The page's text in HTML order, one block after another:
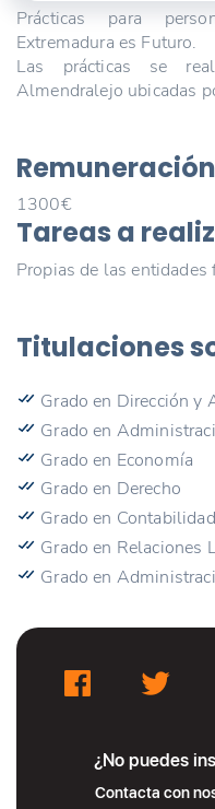
Prácticas para
Extremadura es Futuro.
Las prácticas se
Almendralejo ubicadas
Remuneración
1300€
Tareas a
Propias de las
Titulaciones
Grado en Dirección y
Grado en
Grado en Economía
Grado en Derecho
Grado en
Grado en Relaciones
Grado en
¿No puedes
Contacta con